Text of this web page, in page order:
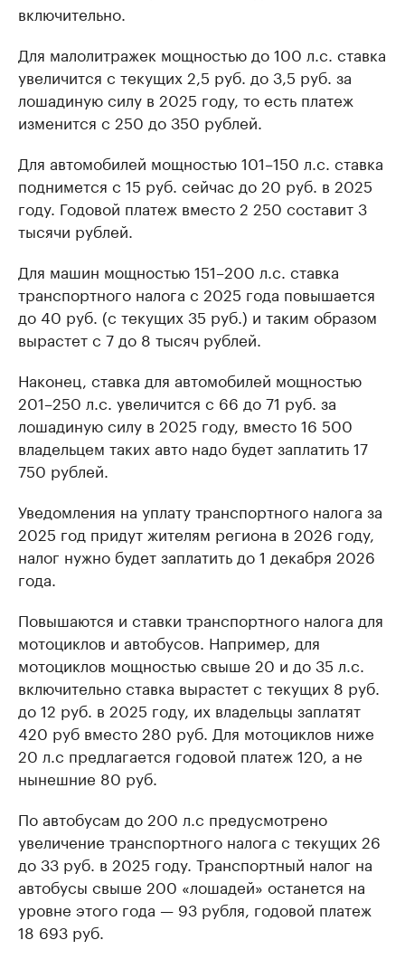
включительно.
Для малолитражек мощностью до 100 л.с. ставка
увеличится с текущих 2,5 руб. до 3,5 руб. за
лошадиную силу в 2025 году, то есть платеж
изменится с 250 до 350 рублей.
Для автомобилей мощностью 101–150 л.с. ставка
поднимется с 15 руб. сейчас до 20 руб. в 2025
году. Годовой платеж вместо 2 250 составит 3
тысячи рублей.
Для машин мощностью 151–200 л.с. ставка
транспортного налога с 2025 года повышается
до 40 руб. (с текущих 35 руб.) и таким образом
вырастет с 7 до 8 тысяч рублей.
Наконец, ставка для автомобилей мощностью
201–250 л.с. увеличится с 66 до 71 руб. за
лошадиную силу в 2025 году, вместо 16 500
владельцем таких авто надо будет заплатить 17
750 рублей.
Уведомления на уплату транспортного налога за
2025 год придут жителям региона в 2026 году,
налог нужно будет заплатить до 1 декабря 2026
года.
Повышаются и ставки транспортного налога для
мотоциклов и автобусов. Например, для
мотоциклов мощностью свыше 20 и до 35 л.с.
включительно ставка вырастет с текущих 8 руб.
до 12 руб. в 2025 году, их владельцы заплатят
420 руб вместо 280 руб. Для мотоциклов ниже
20 л.с предлагается годовой платеж 120, а не
нынешние 80 руб.
По автобусам до 200 л.с предусмотрено
увеличение транспортного налога с текущих 26
до 33 руб. в 2025 году. Транспортный налог на
автобусы свыше 200 «лошадей» останется на
уровне этого года — 93 рубля, годовой платеж
18 693 руб.